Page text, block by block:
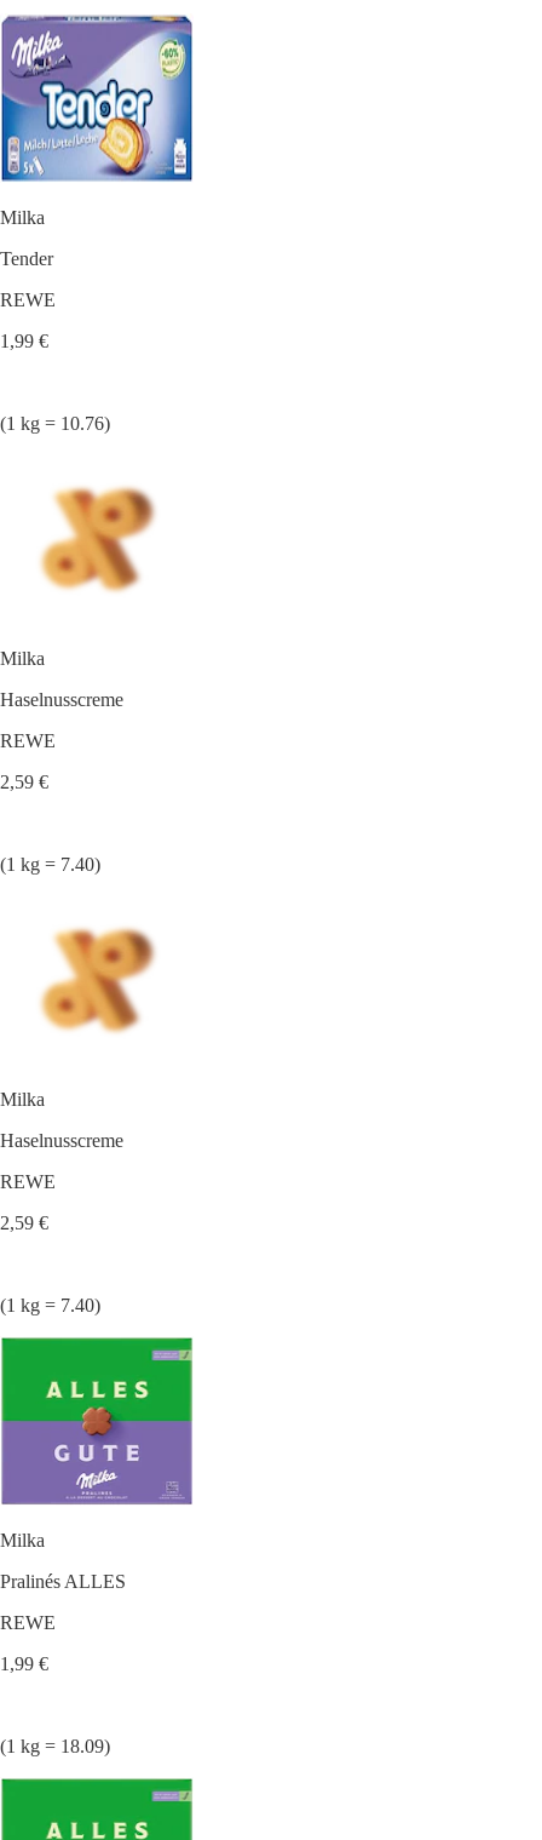
Milka
Tender
REWE
1,99 €
(1 kg = 10.76)
Milka
Haselnusscreme
REWE
2,59 €
(1 kg = 7.40)
Milka
Haselnusscreme
REWE
2,59 €
(1 kg = 7.40)
Milka
Pralinés ALLES
REWE
1,99 €
(1 kg = 18.09)